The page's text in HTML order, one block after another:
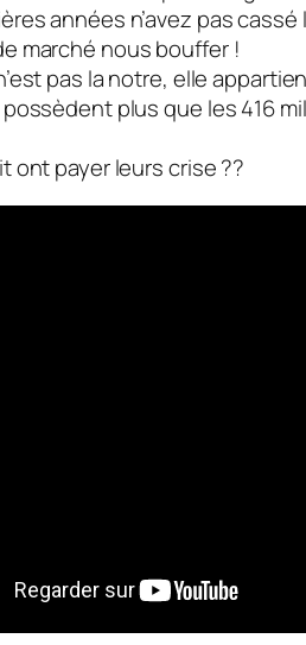
années n’avez pas
marché nous bouffer !
pas la notre, elle
plus que les 416
ont payer leurs crise ??